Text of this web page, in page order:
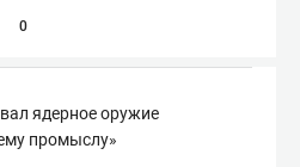
0
ядерное оружие
промыслу»